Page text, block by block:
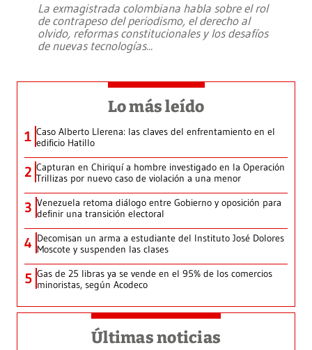
La exmagistrada colombiana habla sobre el rol
de contrapeso del periodismo, el derecho al
olvido, reformas constitucionales y los desafíos
de nuevas tecnologías...
Lo más leído
1 Caso Alberto Llerena: las claves del enfrentamiento en el
edificio Hatillo
2 Capturan en Chiriquí a hombre investigado en la Operación
Trillizas por nuevo caso de violación a una menor
3 Venezuela retoma diálogo entre Gobierno y oposición para
definir una transición electoral
4 Decomisan un arma a estudiante del Instituto José Dolores
Moscote y suspenden las clases
5 Gas de 25 libras ya se vende en el 95% de los comercios
minoristas, según Acodeco
Últimas noticias